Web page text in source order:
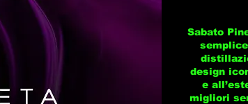
Sabato
design
e
migliori